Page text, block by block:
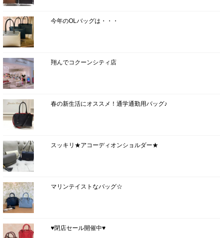
今年のOLバッグは・・・
翔んでコクーンシティ店
春の新生活にオススメ！通学通勤用バッグ♪
スッキリ★アコーディオンショルダー★
マリンテイストなバッグ☆
♥閉店セール開催中♥